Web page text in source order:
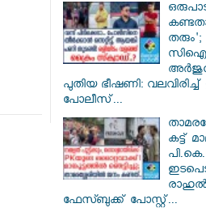
തരും';
പുതിയ ഭീഷണി:
പോലീസ്...
കട്ട്
രാഹുൽ
ഫേസ്ബുക്ക് പോസ്റ്റ്...